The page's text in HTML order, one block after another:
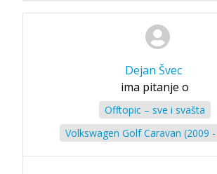
Dejan Švec
ima pitanje o
Offtopic – sve i svašta
Volkswagen Golf Caravan (2009